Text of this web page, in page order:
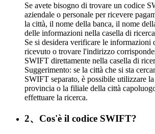
Se avete bisogno di trovare un codice
aziendale o personale per ricevere
la città, il nome della banca, il nome
delle informazioni nella casella di
Se si desidera verificare le
ricevuto o trovare l'indirizzo
SWIFT direttamente nella casella di
Suggerimento: se la città che si sta
SWIFT separato, è possibile utilizzare
provincia o la filiale della città
effettuare la ricerca.
2、Cos'è il codice SWIFT?